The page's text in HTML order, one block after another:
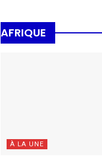
AFRIQUE
À LA UNE